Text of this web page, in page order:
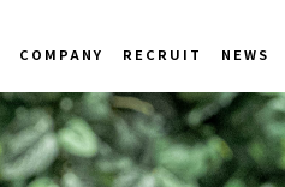
COMPANY RECRUIT NEWS